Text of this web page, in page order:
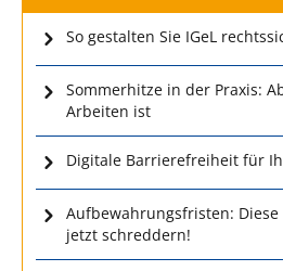
So gestalten Sie IGeL
Sommerhitze in der Praxis:
Arbeiten ist
Digitale Barrierefreiheit für
Aufbewahrungsfristen:
jetzt schreddern!